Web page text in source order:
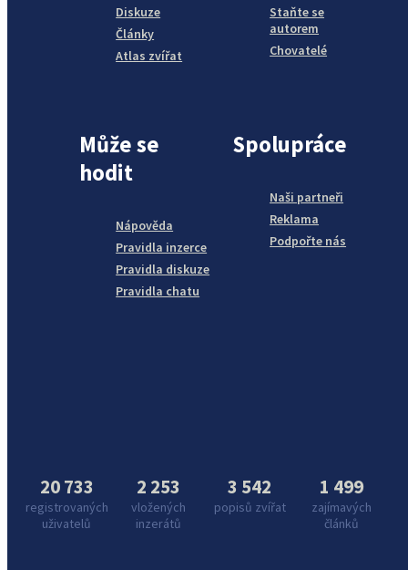
Diskuze
Články
Atlas zvířat
Staňte se
autorem
Chovatelé
Může se
hodit
Nápověda
Pravidla inzerce
Pravidla diskuze
Pravidla chatu
Spolupráce
Naši partneři
Reklama
Podpořte nás
20 733
registrovaných
uživatelů
2 253
vložených
inzerátů
3 542
popisů zvířat
1 499
zajímavých
článků